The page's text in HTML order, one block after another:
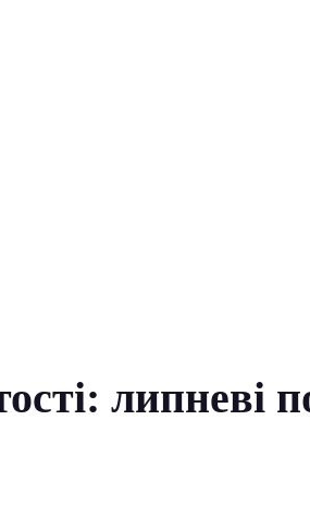
липневі